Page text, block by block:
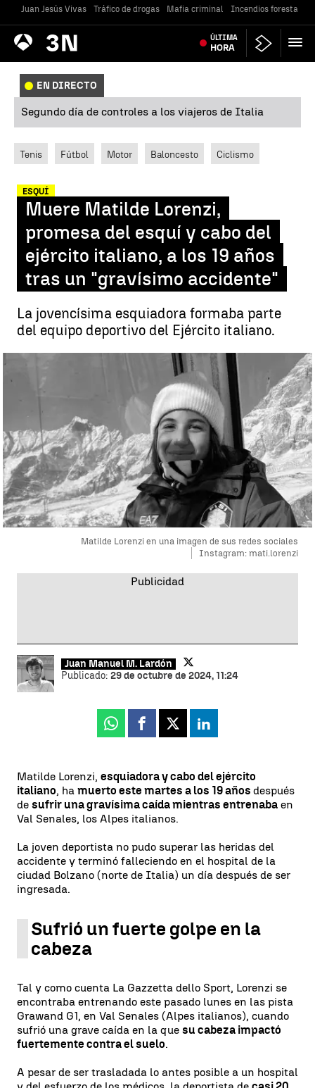
Juan Jesús Vivas Tráfico de drogas Mafia criminal Incendios forestales
Antena
3 Noticias ÚLTIMA
HORA
EN DIRECTO
Segundo día de controles a los viajeros de Italia
Tenis Fútbol Motor Baloncesto Ciclismo
ESQUÍ
Muere Matilde Lorenzi,
promesa del esquí y cabo del
ejército italiano, a los 19 años
tras un "gravísimo accidente"
La jovencísima esquiadora formaba parte
del equipo deportivo del Ejército italiano.
Matilde Lorenzi en una imagen de sus redes sociales
Instagram: mati.lorenzi
Juan Manuel M. Lardón
Publicado: 29 de octubre de 2024, 11:24
Whatsapp
Facebook
X Linkedin
Matilde Lorenzi, esquiadora y cabo del ejército
italiano, ha muerto este martes a los 19 años después
de sufrir una gravísima caída mientras entrenaba en
Val Senales, los Alpes italianos.
La joven deportista no pudo superar las heridas del
accidente y terminó falleciendo en el hospital de la
ciudad Bolzano (norte de Italia) un día después de ser
ingresada.
Sufrió un fuerte golpe en la
cabeza
Tal y como cuenta La Gazzetta dello Sport, Lorenzi se
encontraba entrenando este pasado lunes en las pista
Grawand G1, en Val Senales (Alpes italianos), cuando
sufrió una grave caída en la que su cabeza impactó
fuertemente contra el suelo.
A pesar de ser trasladada lo antes posible a un hospital